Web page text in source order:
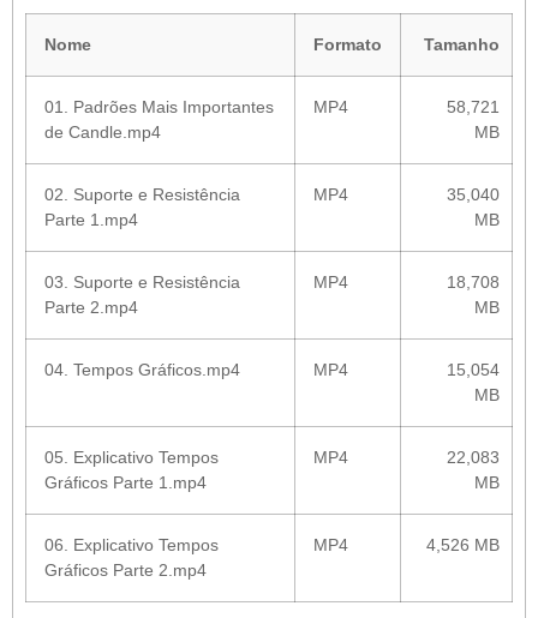
Nome Formato Tamanho
01. Padrões Mais Importantes
de Candle.mp4
MP4
58,721
MB
02. Suporte e Resistência
Parte 1.mp4
MP4
35,040
MB
03. Suporte e Resistência
Parte 2.mp4
MP4
18,708
MB
04. Tempos Gráficos.mp4 MP4
15,054
MB
05. Explicativo Tempos
Gráficos Parte 1.mp4
MP4
22,083
MB
06. Explicativo Tempos
Gráficos Parte 2.mp4
MP4 4,526 MB